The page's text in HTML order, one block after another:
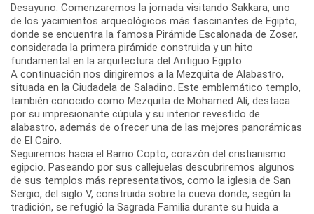
Desayuno. Comenzaremos la jornada visitando Sakkara, uno
de los yacimientos arqueológicos más fascinantes de Egipto,
donde se encuentra la famosa Pirámide Escalonada de Zoser,
considerada la primera pirámide construida y un hito
fundamental en la arquitectura del Antiguo Egipto.
A continuación nos dirigiremos a la Mezquita de Alabastro,
situada en la Ciudadela de Saladino. Este emblemático templo,
también conocido como Mezquita de Mohamed Alí, destaca
por su impresionante cúpula y su interior revestido de
alabastro, además de ofrecer una de las mejores panorámicas
de El Cairo.
Seguiremos hacia el Barrio Copto, corazón del cristianismo
egipcio. Paseando por sus callejuelas descubriremos algunos
de sus templos más representativos, como la iglesia de San
Sergio, del siglo V, construida sobre la cueva donde, según la
tradición, se refugió la Sagrada Familia durante su huida a